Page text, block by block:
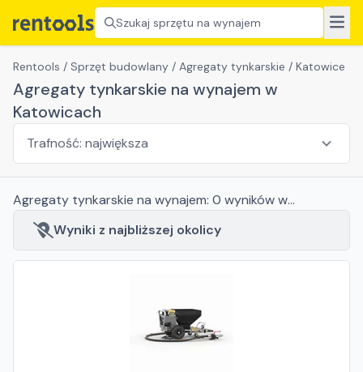
Szukaj sprzętu na wynajem
Rentools / Sprzęt budowlany / Agregaty tynkarskie / Katowice
Agregaty tynkarskie na wynajem w
Katowicach
Agregaty tynkarskie na wynajem: 0 wynikóww
Katowicach
Wyniki z najbliższej okolicy